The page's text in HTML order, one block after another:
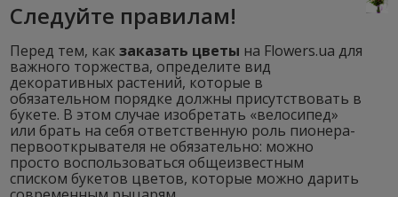
Следуйте правилам!
Перед тем, как заказать цветы на Flowers.ua для
важного торжества, определите вид
декоративных растений, которые в
обязательном порядке должны присутствовать в
букете. В этом случае изобретать «велосипед»
или брать на себя ответственную роль пионера-
первооткрывателя не обязательно: можно
просто воспользоваться общеизвестным
списком букетов цветов, которые можно дарить